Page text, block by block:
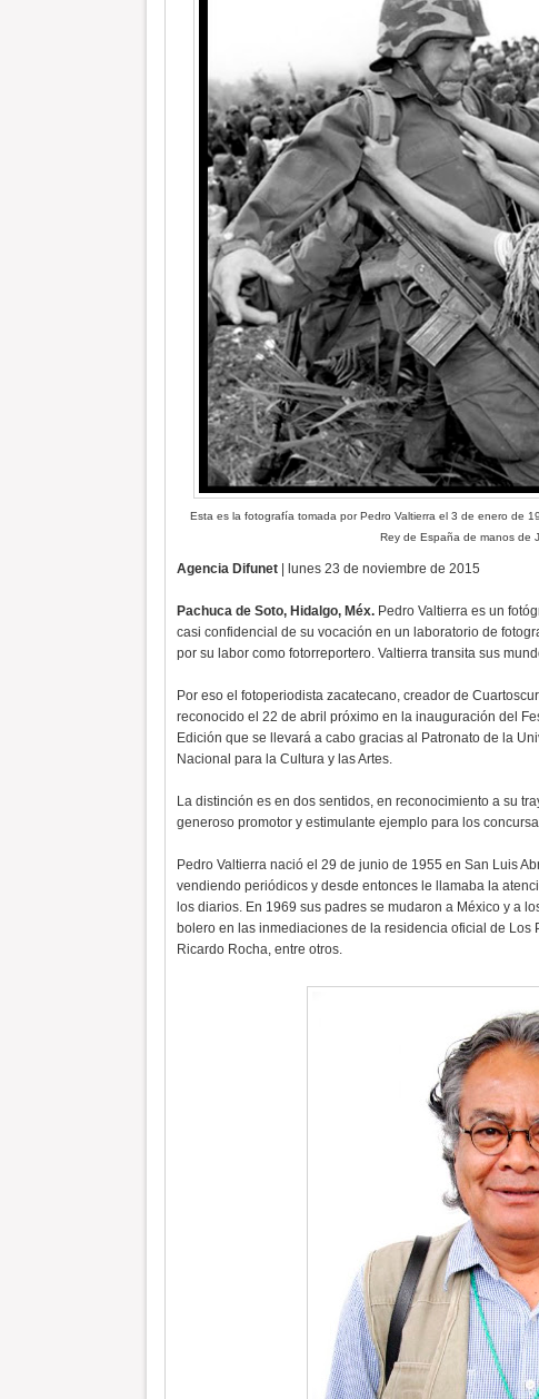
Esta es la fotografía tomada por Pedro Valtierra el 3 de enero de
Rey de España de manos de
Agencia Difunet| lunes 23 de noviembre de 2015
Pachuca de Soto, Hidalgo, Méx. Pedro Valtierra es un
casi confidencial de su vocación en un laboratorio de
por su labor como fotorreportero. Valtierra transita sus
Por eso el fotoperiodista zacatecano, creador de
reconocido el 22 de abril próximo en la inauguración del
Edición que se llevará a cabo gracias al Patronato de la
Nacional para la Cultura y las Artes.
La distinción es en dos sentidos, en reconocimiento a su
generoso promotor y estimulante ejemplo para los
Pedro Valtierra nació el 29 de junio de 1955 en San Luis
vendiendo periódicos y desde entonces le llamaba la
los diarios. En 1969 sus padres se mudaron a México y a
bolero en las inmediaciones de la residencia oficial de
Ricardo Rocha, entre otros.